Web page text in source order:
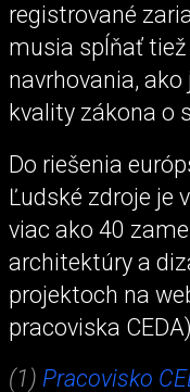
registrované
musia spĺňať
navrhovania,
kvality zákona o
Do riešenia
Ľudské zdroje je
viac ako 40
architektúry a
projektoch na
pracoviska
(1) Pracovisko